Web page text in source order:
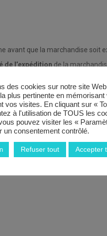
avant que la marchandise soit
de l’expédition de la
requis : Être en possession
des cookies sur notre site
plus pertinente en
vos visites. En cliquant sur «
à l'utilisation de TOUS les
pouvez visiter les «
un consentement contrôlé.
Refuser tout Accepter